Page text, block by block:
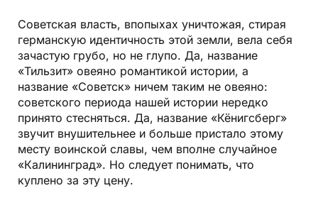
Советская власть, впопыхах уничтожая, стирая
германскую идентичность этой земли, вела себя
зачастую грубо, но не глупо. Да, название
«Тильзит» овеяно романтикой истории, а
название «Советск» ничем таким не овеяно:
советского периода нашей истории нередко
принято стесняться. Да, название «Кёнигсберг»
звучит внушительнее и больше пристало этому
месту воинской славы, чем вполне случайное
«Калининград». Но следует понимать, что
куплено за эту цену.